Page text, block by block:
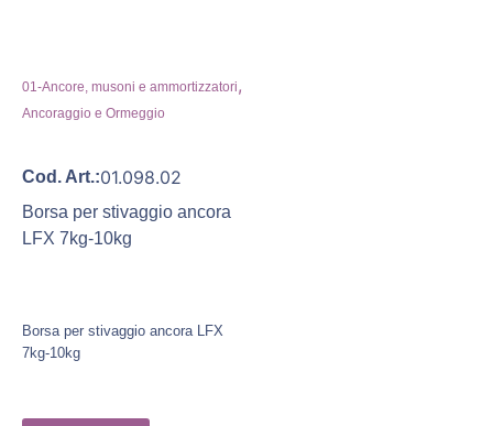
01-Ancore, musoni e ammortizzatori,
Ancoraggio e Ormeggio
Cod. Art.:01.098.02
Borsa per stivaggio ancora
LFX 7kg-10kg
Borsa per stivaggio ancora LFX
7kg-10kg